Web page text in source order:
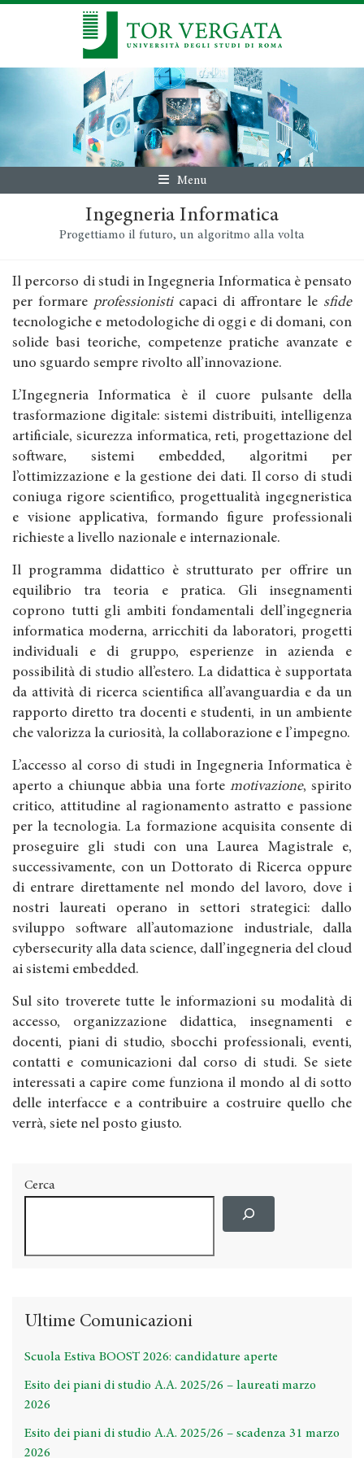
Menu
Ingegneria Informatica
Progettiamo il futuro, un algoritmo alla volta
Il percorso di studi in Ingegneria Informatica è pensato
per formare professionisticapaci di affrontare le sfide
tecnologiche e metodologiche di oggi e di domani, con
solide basi teoriche, competenze pratiche avanzate e
uno sguardo sempre rivolto all’innovazione.
L’Ingegneria Informatica è il cuore pulsante della
trasformazione digitale: sistemi distribuiti, intelligenza
artificiale, sicurezza informatica, reti, progettazione del
software, sistemi embedded, algoritmi per
l’ottimizzazione e la gestione dei dati. Il corso di studi
coniuga rigore scientifico, progettualità ingegneristica
e visione applicativa, formando figure professionali
richieste a livello nazionale e internazionale.
Il programma didattico è strutturato per offrire un
equilibrio tra teoria e pratica. Gli insegnamenti
coprono tutti gli ambiti fondamentali dell’ingegneria
informatica moderna, arricchiti da laboratori, progetti
individuali e di gruppo, esperienze in azienda e
possibilità di studio all’estero. La didattica è supportata
da attività di ricerca scientifica all’avanguardia e da un
rapporto diretto tra docenti e studenti, in un ambiente
che valorizza la curiosità, la collaborazione e l’impegno.
L’accesso al corso di studi in Ingegneria Informatica è
aperto a chiunque abbia una forte motivazione, spirito
critico, attitudine al ragionamento astratto e passione
per la tecnologia. La formazione acquisita consente di
proseguire gli studi con una Laurea Magistrale e,
successivamente, con un Dottorato di Ricerca oppure
di entrare direttamente nel mondo del lavoro, dove i
nostri laureati operano in settori strategici: dallo
sviluppo software all’automazione industriale, dalla
cybersecurity alla data science, dall’ingegneria del cloud
ai sistemi embedded.
Sul sito troverete tutte le informazioni su modalità di
accesso, organizzazione didattica, insegnamenti e
docenti, piani di studio, sbocchi professionali, eventi,
contatti e comunicazioni dal corso di studi. Se siete
interessati a capire come funziona il mondo al di sotto
delle interfacce e a contribuire a costruire quello che
verrà, siete nel posto giusto.
Cerca
Ultime Comunicazioni
Scuola Estiva BOOST 2026: candidature aperte
Esito dei piani di studio A.A. 2025/26 – laureati marzo
2026
Esito dei piani di studio A.A. 2025/26 – scadenza 31 marzo
2026